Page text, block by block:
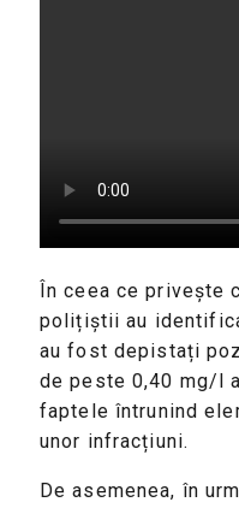
În ceea ce privește
polițiștii au
au fost depistați
de peste 0,40 mg/l
faptele întrunind
unor infracțiuni.
De asemenea, în